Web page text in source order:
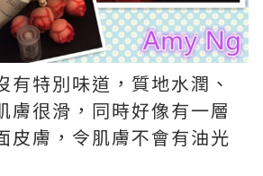
有特別味道，質地水潤、
膚很滑，同時好像有一層
皮膚，令肌膚不會有油光